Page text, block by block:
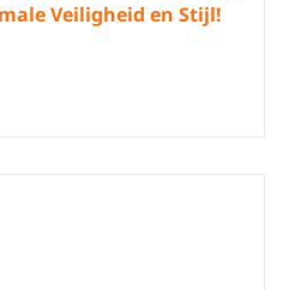
Veiligheid en Stijl!